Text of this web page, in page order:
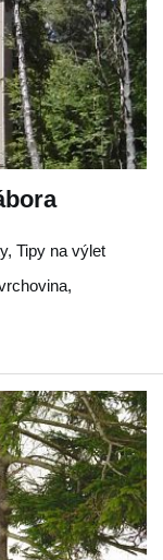
Tipy na výlet
,